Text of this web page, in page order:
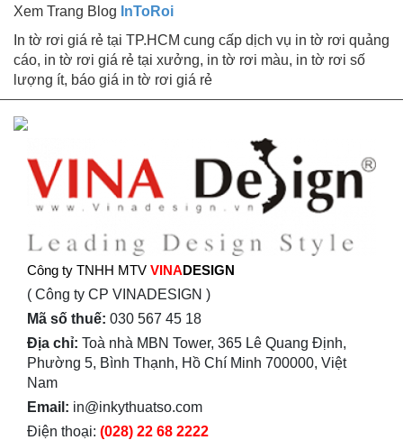
Xem Trang Blog InToRoi
In tờ rơi giá rẻ tại TP.HCM cung cấp dịch vụ in tờ rơi quảng
cáo, in tờ rơi giá rẻ tại xưởng, in tờ rơi màu, in tờ rơi số
lượng ít, báo giá in tờ rơi giá rẻ
Công ty TNHH MTV VINADESIGN
( Công ty CP VINADESIGN )
Mã số thuế: 030 567 45 18
Địa chỉ: Toà nhà MBN Tower, 365 Lê Quang Định,
Phường 5, Bình Thạnh, Hồ Chí Minh 700000, Việt
Nam
Email: in@inkythuatso.com
Điện thoại: (028) 22 68 2222